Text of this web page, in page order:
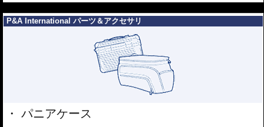
P&A International パーツ＆アクセサリ
パニアケース